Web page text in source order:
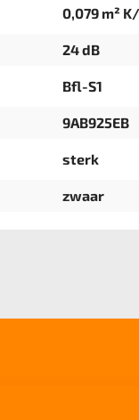
0,079 m²
24 dB
Bfl-S1
9AB925EB
sterk
zwaar